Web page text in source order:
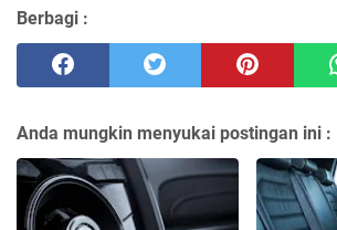
Berbagi :
Anda mungkin menyukai postingan ini :